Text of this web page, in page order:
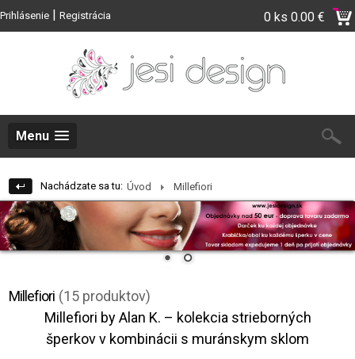
Prihlásenie | Registrácia 0 ks 0.00 €
Menu
Nachádzate sa tu: Úvod Millefiori
Millefiori (15 produktov)
Millefiori by Alan K. – kolekcia strieborných
šperkov v kombinácii s muránskym sklom